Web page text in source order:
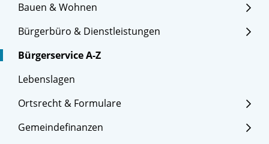
Bauen & Wohnen
Bürgerbüro & Dienstleistungen
Bürgerservice A-Z
Lebenslagen
Ortsrecht & Formulare
Gemeindefinanzen